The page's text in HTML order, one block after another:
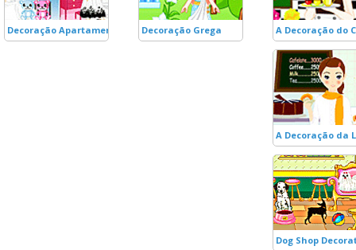
Decoração Apartamento JovemDecoração Grega A Decoração do
A Decoração da
Dog Shop